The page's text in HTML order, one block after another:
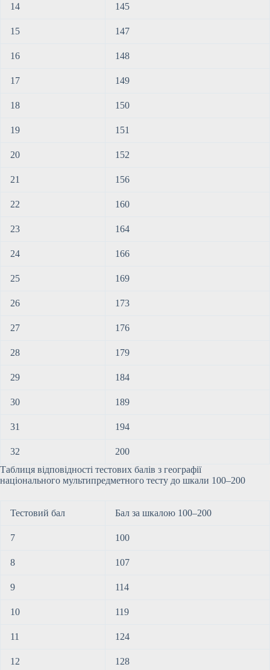
14 145
15 147
16 148
17 149
18 150
19 151
20 152
21 156
22 160
23 164
24 166
25 169
26 173
27 176
28 179
29 184
30 189
31 194
32
200
Таблиця відповідності тестових балів з географії
національного мультипредметного тесту до шкали 100–200
Тестовий бал Бал за шкалою 100–200
7 100
8 107
9 114
10 119
11 124
12 128